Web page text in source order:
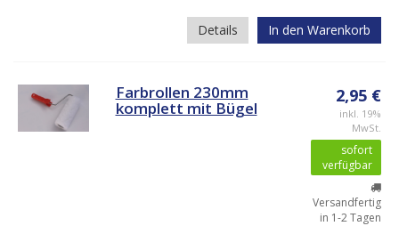
Details In den Warenkorb
Farbrollen 230mm
komplett mit Bügel
2,95 €
inkl. 19%
MwSt.
sofort
verfügbar
Versandfertig
in 1-2 Tagen